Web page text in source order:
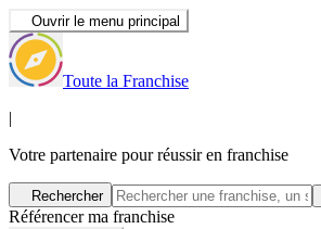
Ouvrir le menu principal
Toute la Franchise
|
Votre partenaire pour réussir en franchise
Rechercher
Référencer ma franchise